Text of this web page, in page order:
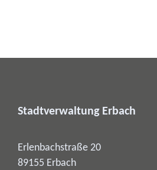
Stadtverwaltung Erbach
Erlenbachstraße 20
89155 Erbach